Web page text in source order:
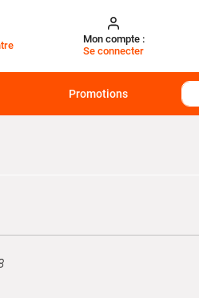
Mon compte :
Se connecter
Promotions